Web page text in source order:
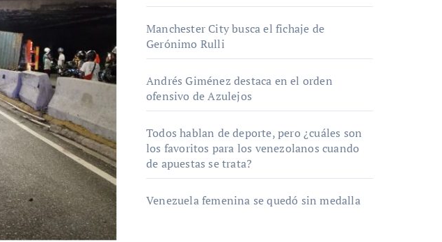
Manchester City busca el fichaje de
Gerónimo Rulli
Andrés Giménez destaca en el orden
ofensivo de Azulejos
Todos hablan de deporte, pero ¿cuáles son
los favoritos para los venezolanos cuando
de apuestas se trata?
Venezuela femenina se quedó sin medalla